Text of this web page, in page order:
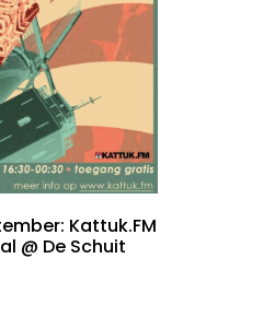
Kattuk.FM
@ De Schuit